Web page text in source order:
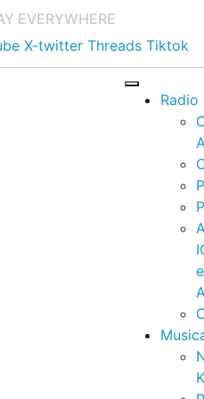
EVERYWHERE
X-twitter Threads Tiktok
Radio
e